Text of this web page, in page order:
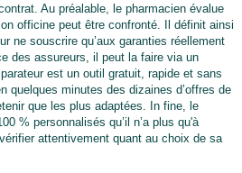
Au préalable, le pharmacien évalue
officine peut être confronté. Il définit ainsi
ne souscrire qu’aux garanties réellement
des assureurs, il peut la faire via un
est un outil gratuit, rapide et sans
quelques minutes des dizaines d’offres de
que les plus adaptées. In fine, le
% personnalisés qu’il n’a plus qu'à
attentivement quant au choix de sa